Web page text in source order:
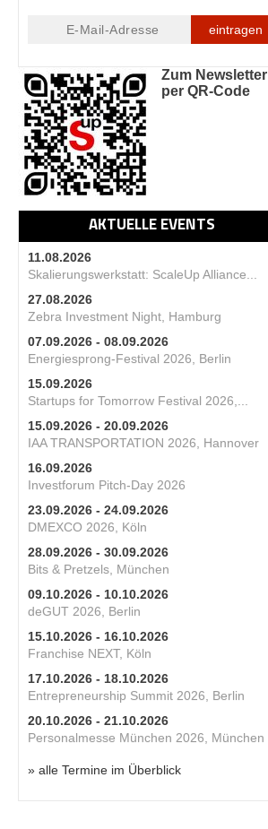
eintragen
Zum Newsletter
per QR-Code
AKTUELLE EVENTS
11.08.2026
Skalierungswerkstatt: ScaleUp Alliance...
27.08.2026
Zebra Investment Night, Hamburg
07.09.2026 - 08.09.2026
Energiesprong-Festival 2026, Berlin
15.09.2026
Startups for Tomorrow Festival 2026,...
15.09.2026 - 20.09.2026
IAA TRANSPORTATION 2026, Hannover
16.09.2026
Investforum Pitch-Day 2026
23.09.2026 - 24.09.2026
DMEXCO 2026, Köln
28.09.2026 - 30.09.2026
Bits & Pretzels, München
09.10.2026 - 10.10.2026
deGUT 2026, Berlin
15.10.2026 - 16.10.2026
Franchise NEXT, Köln
17.10.2026 - 18.10.2026
Entrepreneurship Summit 2026, Berlin
20.10.2026 - 21.10.2026
Personalmesse München 2026, München
» alle Termine im Überblick